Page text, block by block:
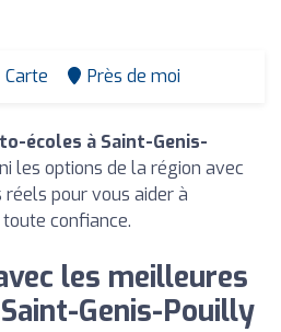
Carte Près de moi
écoles à Saint-Genis-
les options de la région avec
pour vous aider à
confiance.
les meilleures
Genis-Pouilly